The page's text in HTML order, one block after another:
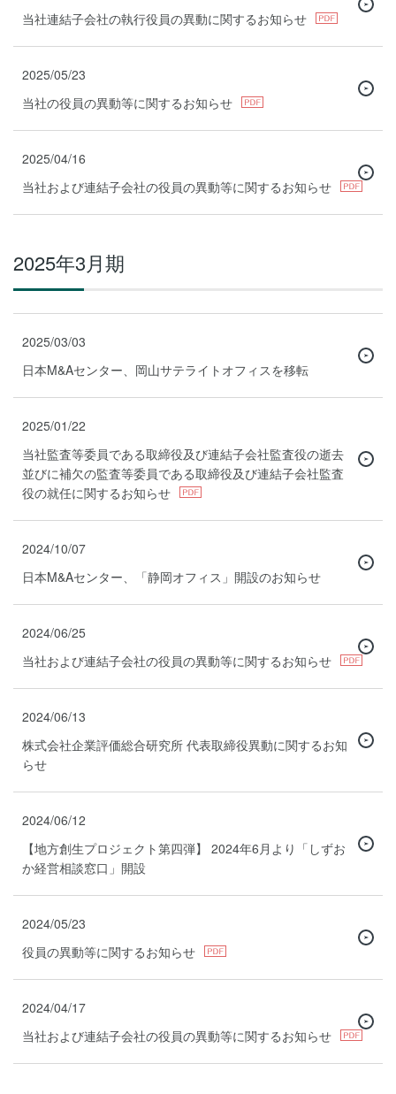
当社連結子会社の執行役員の異動に関するお知らせ
2025/05/23
当社の役員の異動等に関するお知らせ
2025/04/16
当社および連結子会社の役員の異動等に関するお知らせ
2025年3月期
2025/03/03
日本M&Aセンター、岡山サテライトオフィスを移転
2025/01/22
当社監査等委員である取締役及び連結子会社監査役の逝去
並びに補欠の監査等委員である取締役及び連結子会社監査
役の就任に関するお知らせ
2024/10/07
日本M&Aセンター、「静岡オフィス」開設のお知らせ
2024/06/25
当社および連結子会社の役員の異動等に関するお知らせ
2024/06/13
株式会社企業評価総合研究所 代表取締役異動に関するお知
らせ
2024/06/12
【地方創生プロジェクト第四弾】 2024年6月より「しずお
か経営相談窓口」開設
2024/05/23
役員の異動等に関するお知らせ
2024/04/17
当社および連結子会社の役員の異動等に関するお知らせ